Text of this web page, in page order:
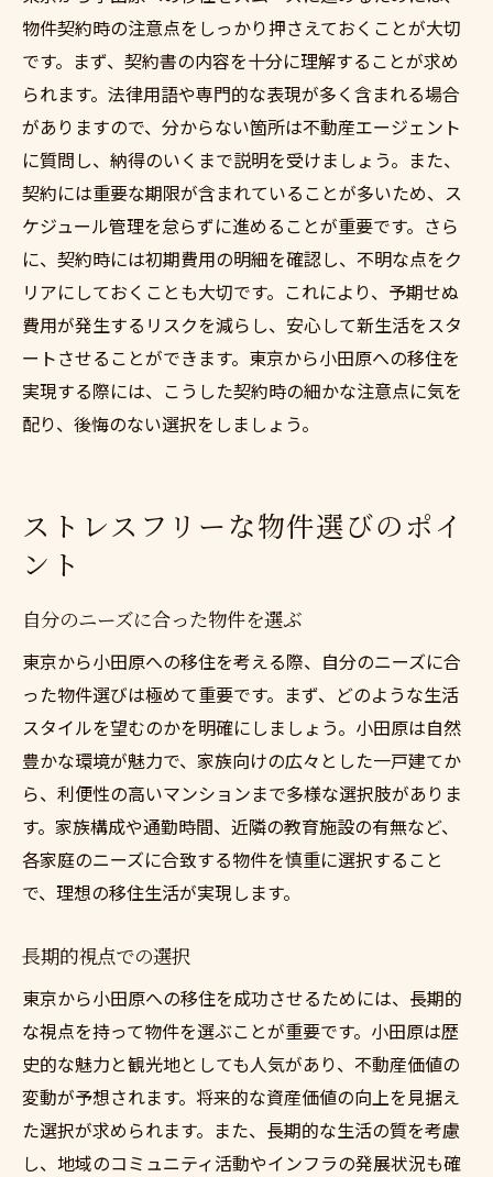
物件契約時の注意点をしっかり押さえておくことが大切
です。まず、契約書の内容を十分に理解することが求め
られます。法律用語や専門的な表現が多く含まれる場合
がありますので、分からない箇所は不動産エージェント
に質問し、納得のいくまで説明を受けましょう。また、
契約には重要な期限が含まれていることが多いため、ス
ケジュール管理を怠らずに進めることが重要です。さら
に、契約時には初期費用の明細を確認し、不明な点をク
リアにしておくことも大切です。これにより、予期せぬ
費用が発生するリスクを減らし、安心して新生活をスタ
ートさせることができます。東京から小田原への移住を
実現する際には、こうした契約時の細かな注意点に気を
配り、後悔のない選択をしましょう。
ストレスフリーな物件選びのポイ
ント
自分のニーズに合った物件を選ぶ
東京から小田原への移住を考える際、自分のニーズに合
った物件選びは極めて重要です。まず、どのような生活
スタイルを望むのかを明確にしましょう。小田原は自然
豊かな環境が魅力で、家族向けの広々とした一戸建てか
ら、利便性の高いマンションまで多様な選択肢がありま
す。家族構成や通勤時間、近隣の教育施設の有無など、
各家庭のニーズに合致する物件を慎重に選択すること
で、理想の移住生活が実現します。
長期的視点での選択
東京から小田原への移住を成功させるためには、長期的
な視点を持って物件を選ぶことが重要です。小田原は歴
史的な魅力と観光地としても人気があり、不動産価値の
変動が予想されます。将来的な資産価値の向上を見据え
た選択が求められます。また、長期的な生活の質を考慮
し、地域のコミュニティ活動やインフラの発展状況も確